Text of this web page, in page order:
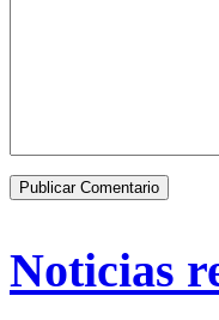
Noticias